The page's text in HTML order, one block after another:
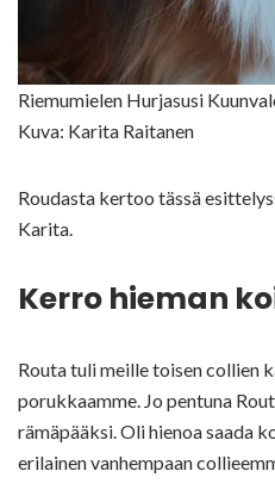
Riemumielen Hurjasusi
Kuva: Karita Raitanen
Roudasta kertoo tässä
Karita.
Kerro hieman
Routa tuli meille toisen collien
porukkaamme. Jo pentuna
rämäpääksi. Oli hienoa saada
erilainen vanhempaan